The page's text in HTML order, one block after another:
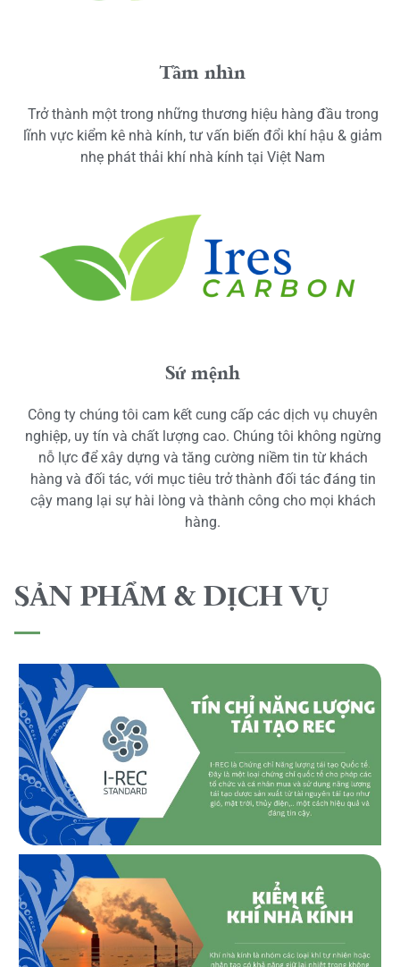
Tầm nhìn
Trở thành một trong những thương hiệu hàng đầu trong
lĩnh vực kiểm kê nhà kính, tư vấn biến đổi khí hậu & giảm
nhẹ phát thải khí nhà kính tại Việt Nam
Sứ mệnh
Công ty chúng tôi cam kết cung cấp các dịch vụ chuyên
nghiệp, uy tín và chất lượng cao. Chúng tôi không ngừng
nỗ lực để xây dựng và tăng cường niềm tin từ khách
hàng và đối tác, với mục tiêu trở thành đối tác đáng tin
cậy mang lại sự hài lòng và thành công cho mọi khách
hàng.
SẢN PHẨM & DỊCH VỤ